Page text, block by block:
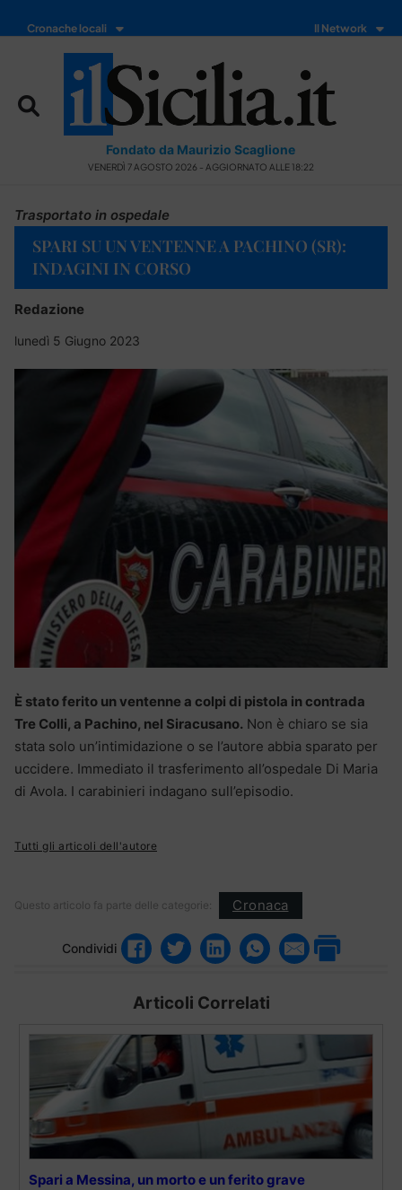
Cronache locali Il Network
Fondato da Maurizio Scaglione
VENERDÌ 7 AGOSTO 2026 - AGGIORNATO ALLE 18:22
Trasportato in ospedale
SPARI SU UN VENTENNE A PACHINO (SR):
INDAGINI IN CORSO
Redazione
lunedì 5 Giugno 2023
È stato ferito un ventenne a colpi di pistola in contrada
Tre Colli, a Pachino, nel Siracusano. Non è chiaro se sia
stata solo un’intimidazione o se l’autore abbia sparato per
uccidere. Immediato il trasferimento all’ospedale Di Maria
di Avola. I carabinieri indagano sull’episodio.
Tutti gli articoli dell'autore
Questo articolo fa parte delle categorie: Cronaca
Condividi
Articoli Correlati
Spari a Messina, un morto e un ferito grave